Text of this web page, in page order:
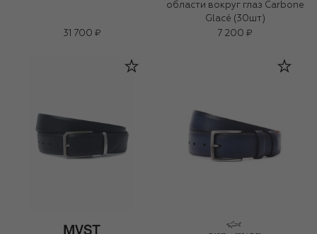
31 700 ₽
области вокруг глаз Carbone
Glacé (30шт)
7 200 ₽